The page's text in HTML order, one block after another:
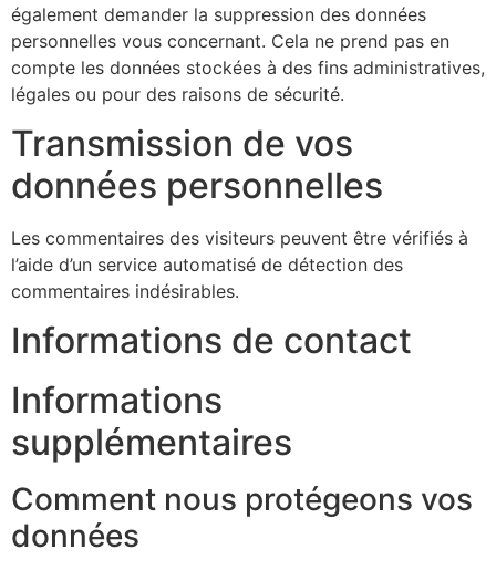
également demander la suppression des données
personnelles vous concernant. Cela ne prend pas en
compte les données stockées à des fins administratives,
légales ou pour des raisons de sécurité.
Transmission de vos
données personnelles
Les commentaires des visiteurs peuvent être vérifiés à
l’aide d’un service automatisé de détection des
commentaires indésirables.
Informations de contact
Informations
supplémentaires
Comment nous protégeons vos
données